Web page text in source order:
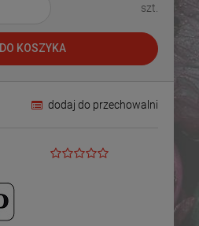
szt.
DO KOSZYKA
dodaj do przechowalni